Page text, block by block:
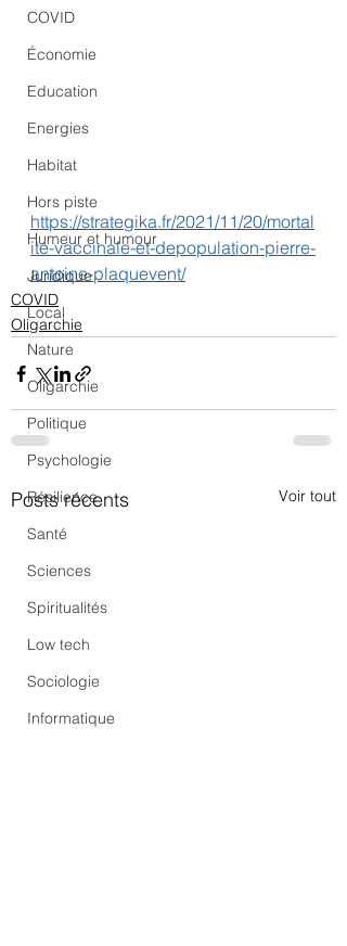
COVID
Économie
Education
Energies
Habitat
Hors piste
Humeur et humour
Juridique
Local
Nature
Oligarchie
Politique
Psychologie
Résilience
Santé
Sciences
Spiritualités
Low tech
Sociologie
Informatique
https://strategika.fr/2021/11/20/mortal
ite-vaccinale-et-depopulation-pierre-
antoine-plaquevent/
COVID
Oligarchie
Posts récents Voir tout